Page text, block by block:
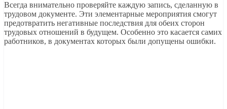
Всегда внимательно проверяйте каждую запись, сделанную в
трудовом документе. Эти элементарные мероприятия смогут
предотвратить негативные последствия для обеих сторон
трудовых отношений в будущем. Особенно это касается самих
работников, в документах которых были допущены ошибки.